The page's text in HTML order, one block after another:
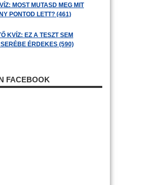
MOST MUTASD MEG MIT
PONTOD LETT? (461)
KVÍZ: EZ A TESZT SEM
ÉRDEKES (590)
FACEBOOK